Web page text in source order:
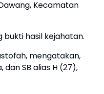
Kecamatan
hasil kejahatan.
mengatakan,
SB alias H (27),